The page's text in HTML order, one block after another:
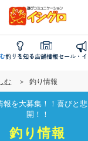
釣りを知る店舗情報セール・イ
む 釣り情報
報を大募集！！喜びと
開！！
釣り情報